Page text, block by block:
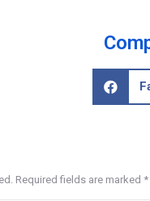
Required fields are marked *